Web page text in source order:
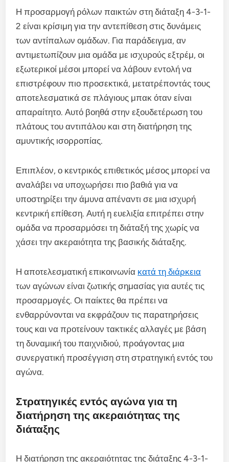
Η προσαρμογή ρόλων παικτών στη διάταξη 4-3-1-
2 είναι κρίσιμη για την αντεπίθεση στις δυνάμεις
των αντίπαλων ομάδων. Για παράδειγμα, αν
αντιμετωπίζουν μια ομάδα με ισχυρούς εξτρέμ, οι
εξωτερικοί μέσοι μπορεί να λάβουν εντολή να
επιστρέφουν πιο προσεκτικά, μετατρέποντάς τους
αποτελεσματικά σε πλάγιους μπακ όταν είναι
απαραίτητο. Αυτό βοηθά στην εξουδετέρωση του
πλάτους του αντιπάλου και στη διατήρηση της
αμυντικής ισορροπίας.
Επιπλέον, ο κεντρικός επιθετικός μέσος μπορεί να
αναλάβει να υποχωρήσει πιο βαθιά για να
υποστηρίξει την άμυνα απέναντι σε μια ισχυρή
κεντρική επίθεση. Αυτή η ευελιξία επιτρέπει στην
ομάδα να προσαρμόσει τη διάταξή της χωρίς να
χάσει την ακεραιότητα της βασικής διάταξης.
Η αποτελεσματική επικοινωνία κατά τη διάρκεια
των αγώνων είναι ζωτικής σημασίας για αυτές τις
προσαρμογές. Οι παίκτες θα πρέπει να
ενθαρρύνονται να εκφράζουν τις παρατηρήσεις
τους και να προτείνουν τακτικές αλλαγές με βάση
τη δυναμική του παιχνιδιού, προάγοντας μια
συνεργατική προσέγγιση στη στρατηγική εντός του
αγώνα.
Στρατηγικές εντός αγώνα για τη
διατήρηση της ακεραιότητας της
διάταξης
Η διατήρηση της ακεραιότητας της διάταξης 4-3-1-